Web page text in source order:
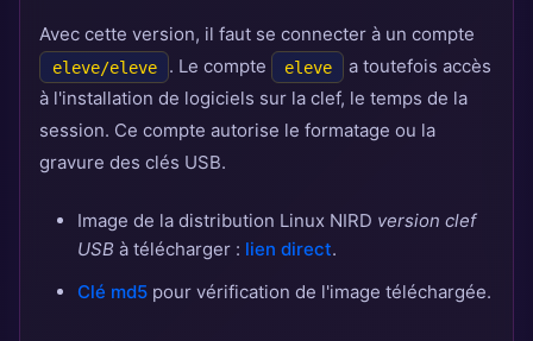
Avec cette version, il faut se connecter à un compte
eleve/eleve . Le compte eleve
a toutefois accès
à l'installation de logiciels sur la clef, le temps de la
session. Ce compte autorise le formatage ou la
gravure des clés USB.
Image de la distribution Linux NIRD version clef
USB à télécharger : lien direct.
Clé md5 pour vérification de l'image téléchargée.